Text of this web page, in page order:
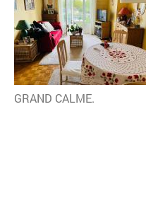
GRAND CALME.